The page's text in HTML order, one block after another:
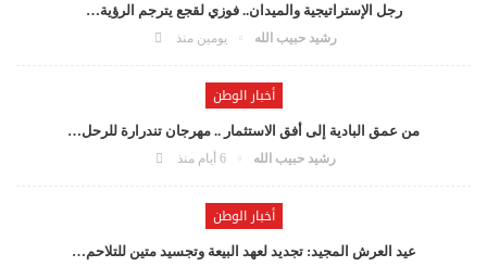
رجل الإستراتيجية والميدان.. فوزي لقجع يترجم الرؤية…
رشيد حبيب الله يومين منذ
أخبار الوطن
من عمق البادية إلى أفق الاستثمار .. مهرجان تندرارة للرحل…
رشيد حبيب الله 6 أيام منذ
أخبار الوطن
عيد العرش المجيد: تجديد لعهد البيعة وتجسيد متين للتلاحم…